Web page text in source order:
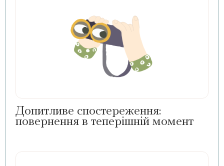
Допитливе спостереження:
повернення в теперішній момент